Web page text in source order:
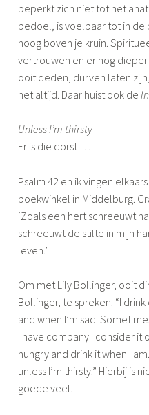
beperkt zich niet tot het
bedoel, is voelbaar tot in de
hoog boven je kruin.
vertrouwen en er nog
ooit deden, durven laten
het altijd. Daar huist ook de
Unless I’m thirsty
Er is die dorst …
Psalm 42 en ik vingen
boekwinkel in Middelburg.
‘Zoals een hert schreeuwt
schreeuwt de stilte in mijn
leven.’
Om met Lily Bollinger, ooit
Bollinger, te spreken: “I
and when I’m sad.
I have company I consider it
hungry and drink it when I
unless I’m thirsty.” Hierbij is
goede veel.